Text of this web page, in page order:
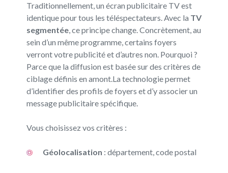
Traditionnellement, un écran publicitaire TV est
identique pour tous les téléspectateurs. Avec la TV
segmentée, ce principe change. Concrètement, au
sein d’un même programme, certains foyers
verront votre publicité et d’autres non. Pourquoi ?
Parce que la diffusion est basée sur des critères de
ciblage définis en amont.La technologie permet
d’identifier des profils de foyers et d’y associer un
message publicitaire spécifique.
Vous choisissez vos critères :
Géolocalisation : département, code postal